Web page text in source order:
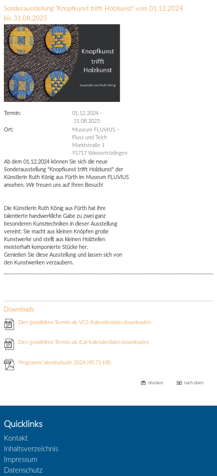
Sonderausstellung "Knopfkunst trifft Holzkunst" vom 01.12.2024
bis 31.08.2025
Termin: 01.12.2024 –
31.08.2025
Ort:
Museum FLUVIUS -
Fluss und Teich
Marktstraße 1
91717 Wassertrüdingen
Ab dem 01.12.2024 können Sie sich die neue
Sonderausstellung "Knopfkunst trifft Holzkunst" der
Künstlerin Ruth König aus Fürth im Museum FLUVIUS
ansehen. Wir freuen uns auf Ihren Besuch!
Die Künstlerin Ruth König aus Fürth hat ihre
talentierte handwerkliche Gabe zu zwei ganz
besonderen Kunsttechniken in dieser Ausstellung
vereint: Sie macht aus kleinen Knöpfen große
Kunstwerke und stellt aus kleinen Holzteilen
meisterhaft komponierte Stücke her.
Genießen Sie diese Ausstellung und lassen sich von
den Kunstwerken verzaubern.
Downloads
Den gewählten Termin als VCS-Kalenderdatei downloaden
Den gewählten Termin als iCal-Kalenderdatei downloaden
Programm Vereinsbude 2024(90.71 KB)
drucken nach oben
Quicklinks
Kontakt
Inhaltsverzeichnis
Impressum
Datenschutz